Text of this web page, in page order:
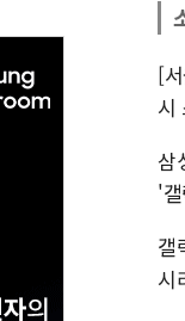
[
시
삼
'
갤
시